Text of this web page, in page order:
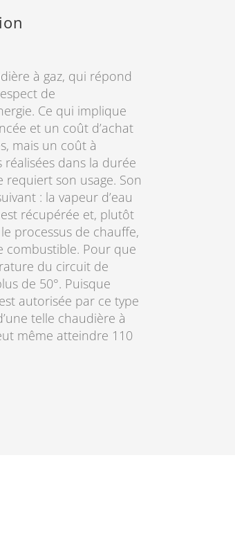
à gaz, qui répond
de
Ce qui implique
et un coût d’achat
mais un coût à
dans la durée
son usage. Son
: la vapeur d’eau
récupérée et, plutôt
processus de chauffe,
combustible. Pour que
du circuit de
de 50°. Puisque
autorisée par ce type
telle chaudière à
même atteindre 110